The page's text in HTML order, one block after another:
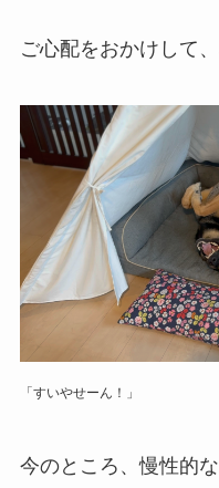
ご心配をおかけして
「すいやせーん！」
今のところ、慢性的